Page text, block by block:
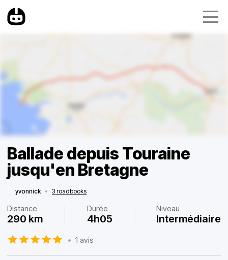
Ballade depuis Touraine
jusqu'en Bretagne
yvonnick • 3 roadbooks
Distance
290 km
Durée
4h05
Niveau
Intermédiaire
• 1 avis